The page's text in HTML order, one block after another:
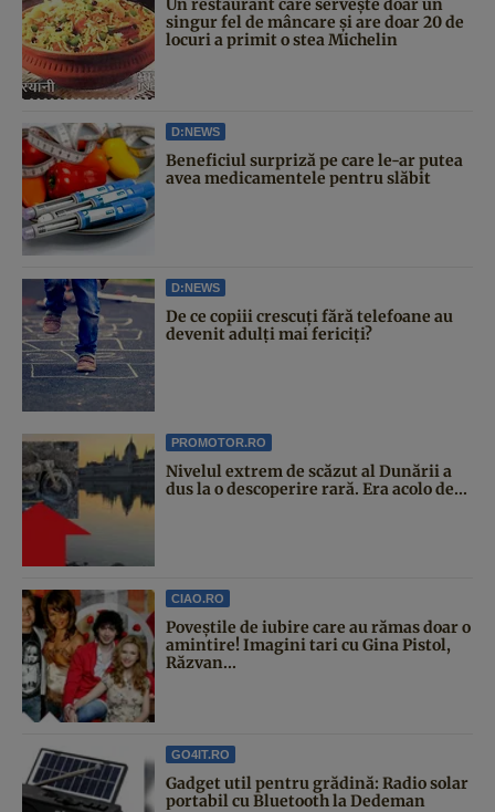
Un restaurant care servește doar un
singur fel de mâncare și are doar 20 de
locuri a primit o stea Michelin
D:NEWS
Beneficiul surpriză pe care le-ar putea
avea medicamentele pentru slăbit
D:NEWS
De ce copiii crescuți fără telefoane au
devenit adulți mai fericiți?
PROMOTOR.RO
Nivelul extrem de scăzut al Dunării a
dus la o descoperire rară. Era acolo de...
CIAO.RO
Poveştile de iubire care au rămas doar o
amintire! Imagini tari cu Gina Pistol,
Răzvan...
GO4IT.RO
Gadget util pentru grădină: Radio solar
portabil cu Bluetooth la Dedeman